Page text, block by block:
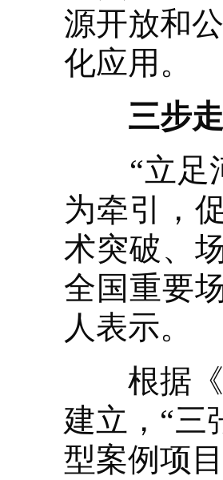
源开放和
化应用。
三步
“立足河
为牵引，
术突破、
全国重要
人表示。
根据《
建立，“三
型案例项